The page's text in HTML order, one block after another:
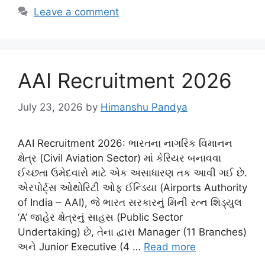
Leave a comment
AAI Recruitment 2026
July 23, 2026 by Himanshu Pandya
AAI Recruitment 2026: ભારતના નાગરિક વિમાનન
ક્ષેત્ર (Civil Aviation Sector) માં કેરિયર બનાવવા
ઈચ્છતા ઉમેદવારો માટે એક અસાધારણ તક આવી ગઈ છે.
એરપોર્ટ્સ ઓથોરિટી ઓફ ઈન્ડિયા (Airports Authority
of India – AAI), જે ભારત સરકારનું મિની રત્ન શિડ્યુલ
‘A’ જાહેર ક્ષેત્રનું સાહસ (Public Sector
Undertaking) છે, તેના દ્વારા Manager (11 Branches)
અને Junior Executive (4 … Read more